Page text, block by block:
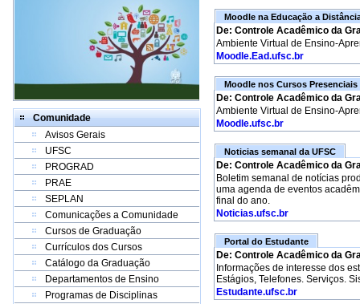
Comunidade
Avisos Gerais
UFSC
PROGRAD
PRAE
SEPLAN
Comunicações a Comunidade
Cursos de Graduação
Currículos dos Cursos
Catálogo da Graduação
Departamentos de Ensino
Programas de Disciplinas
Moodle na Educação a
De: Controle Acadêmico da
Ambiente Virtual de Ensino-
Moodle.Ead.ufsc.br
Moodle nos Cursos Presenciais
De: Controle Acadêmico da
Ambiente Virtual de Ensino-
Moodle.ufsc.br
Noticias semanal da UFSC
De: Controle Acadêmico da
Boletim semanal de notícias
uma agenda de eventos
final do ano.
Noticias.ufsc.br
Portal do Estudante
De: Controle Acadêmico da
Informações de interesse dos
Estágios, Telefones. Serviços.
Estudante.ufsc.br